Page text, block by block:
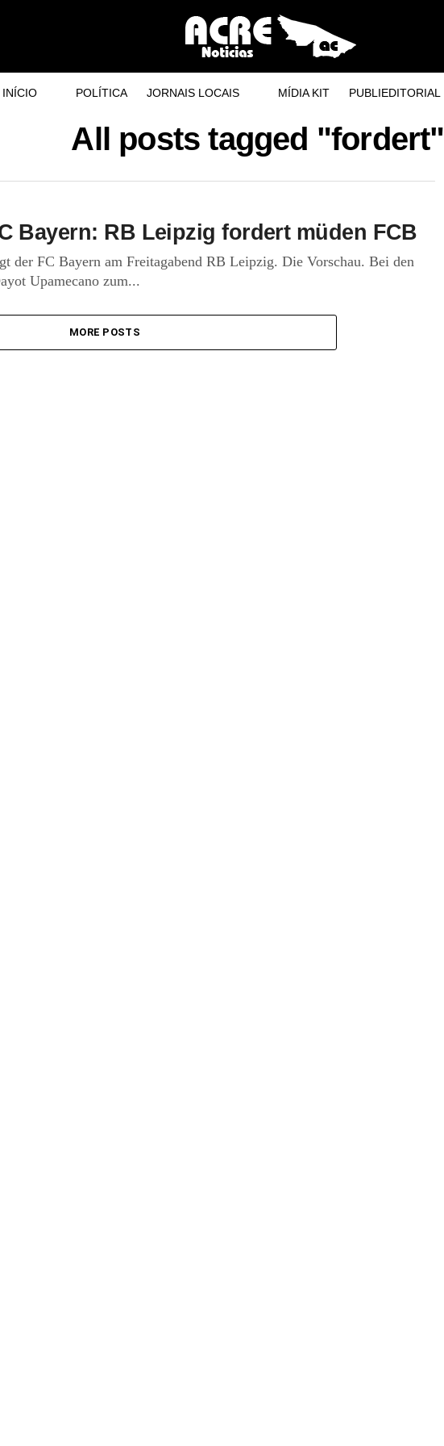
INÍCIO POLÍTICA JORNAIS LOCAIS MÍDIA KIT PUBLIEDITORIAL
All posts tagged "fordert"
Bayern: RB Leipzig fordert müden FCB
der FC Bayern am Freitagabend RB Leipzig. Die Vorschau. Bei den
Upamecano zum...
MORE POSTS